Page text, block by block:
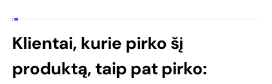
Klientai, kurie pirko šį
produktą, taip pat pirko: